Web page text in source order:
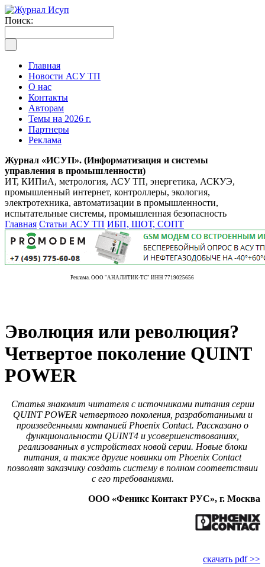
Поиск:
Главная
Новости АСУ ТП
О нас
Контакты
Авторам
Темы на 2026 г.
Партнеры
Реклама
Журнал «ИСУП». (Информатизация и системы
управления в промышленности)
ИТ, КИПиА, метрология, АСУ ТП, энергетика, АСКУЭ,
промышленный интернет, контроллеры, экология,
электротехника, автоматизации в промышленности,
испытательные системы, промышленная безопасность
Главная Статьи АСУ ТП ИБП, ШОТ, СОПТ
Реклама. ООО "АНАЛИТИК-ТС" ИНН 7719025656
Эволюция или революция?
Четвертое поколение QUINT
POWER
Статья знакомит читателя с источниками питания серии
QUINT POWER четвертого поколения, разработанными и
произведенными компанией Phoenix Contact. Рассказано о
функциональности QUINT4 и усовершенствованиях,
реализованных в устройствах новой серии. Новые блоки
питания, а также другие новинки от Phoenix Contact
позволят заказчику создать систему в полном соответствии
с его требованиями.
ООО «Феникс Контакт РУС», г. Москва
скачать pdf >>